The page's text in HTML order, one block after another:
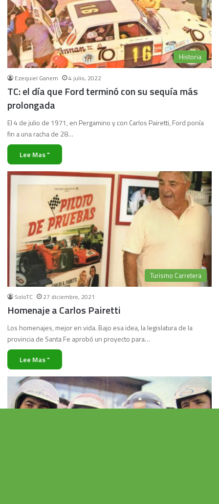
Historia
Ezequiel Ganem 4 julio, 2022
TC: el día que Ford terminó con su sequía más
prolongada
El 4 de julio de 1971, en Pergamino y con Carlos Pairetti, Ford ponía
fin a una racha de 28…
Lee Mas "
Turismo Carretera
SoloTC 27 diciembre, 2021
Homenaje a Carlos Pairetti
Los homenajes, mejor en vida. Bajo esa idea, la legislatura de la
provincia de Santa Fe aprobó un proyecto para…
Lee Mas "